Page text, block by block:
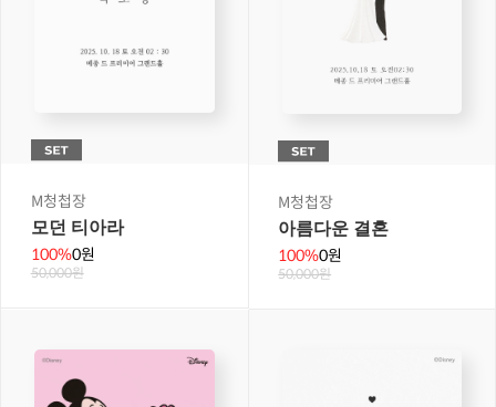
M청첩장
모던 티아라
100%0원
50,000원
M청첩장
아름다운 결혼
100%0원
50,000원